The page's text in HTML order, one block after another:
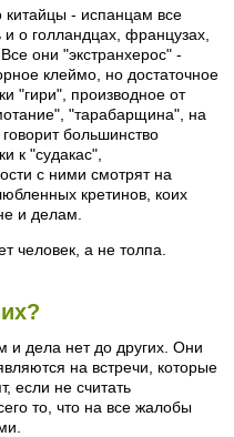
китайцы - испанцам все
о голландцах, французах,
они "экстранхерос" -
клеймо, но достаточное
"гири", производное от
"тарабарщина", на
большинство
к "судакас",
с ними смотрят на
кретинов, коих
и делам.
человек, а не толпа.
дела нет до других. Они
на встречи, которые
если не считать
то, что на все жалобы